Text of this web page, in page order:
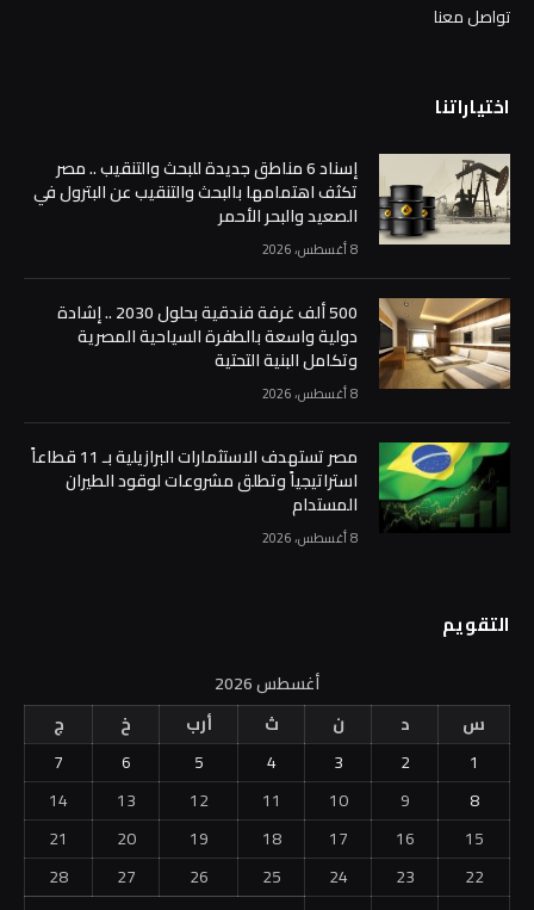
تواصل معنا
اختياراتنا
إسناد 6 مناطق جديدة للبحث والتنقيب .. مصر
تكثف اهتمامها بالبحث والتنقيب عن البترول في
الصعيد والبحر الأحمر
8 أغسطس، 2026
500 ألف غرفة فندقية بحلول 2030 .. إشادة
دولية واسعة بالطفرة السياحية المصرية
وتكامل البنية التحتية
8 أغسطس، 2026
مصر تستهدف الاستثمارات البرازيلية بـ 11 قطاعاً
استراتيجياً وتطلق مشروعات لوقود الطيران
المستدام
8 أغسطس، 2026
التقويم
أغسطس 2026
س
د ن ث أرب خ
ج
1
2
3
4
5
6
7
8
9
10
11
12
13
14
15
16
17
18
19
20
21
22
23
24
25
26
27
28